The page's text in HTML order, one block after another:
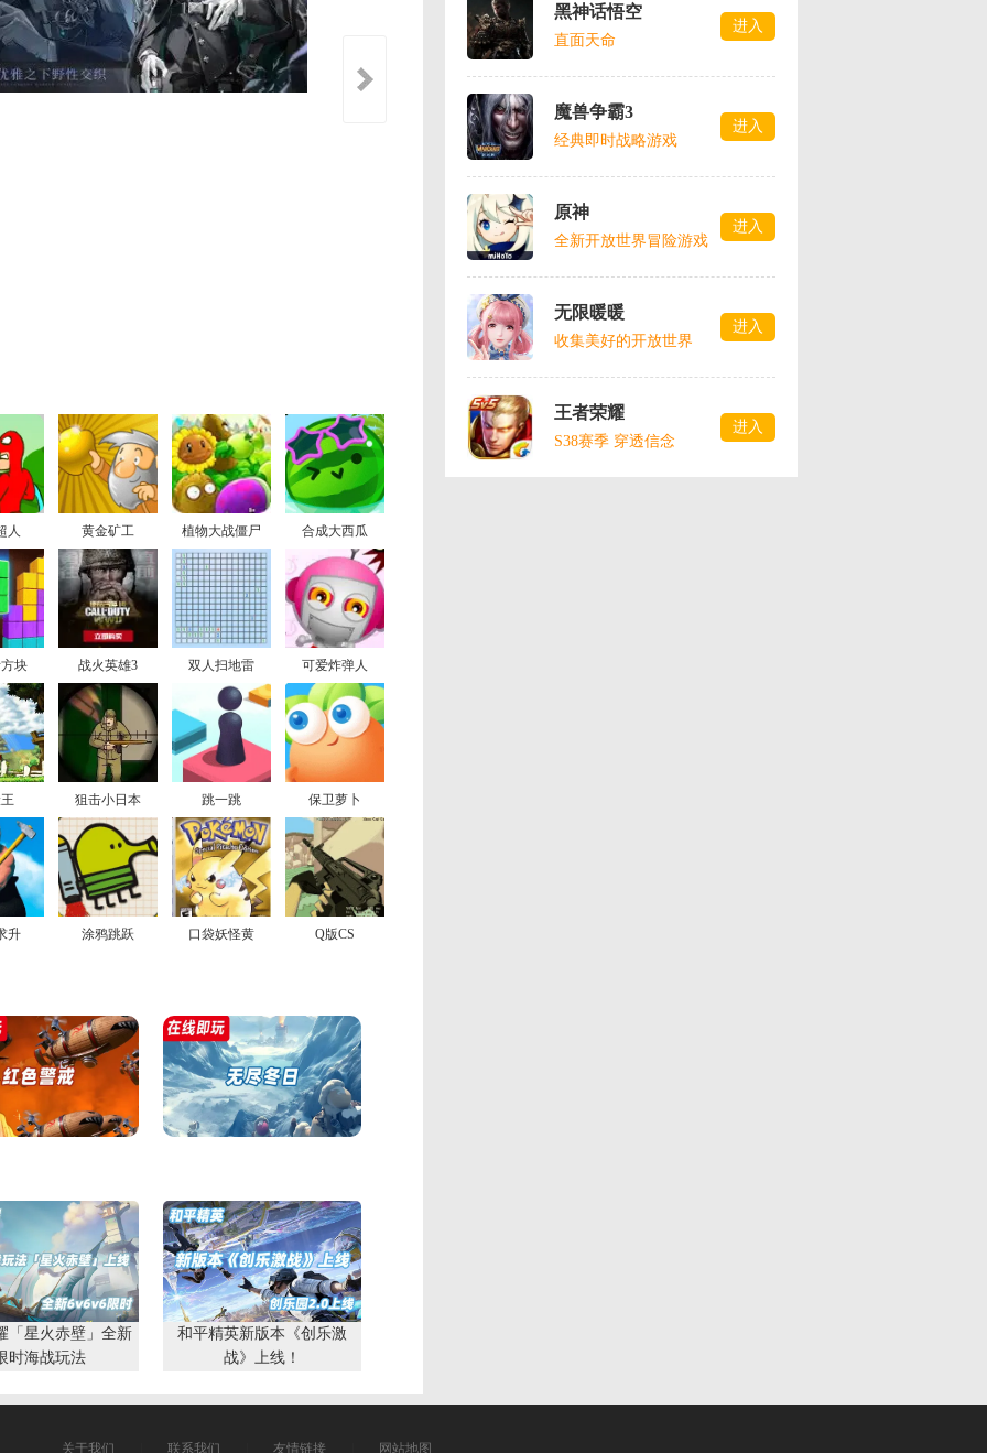
人 黄金矿工 植物大战僵尸 合成大西瓜
块 战火英雄3 双人扫地雷 可爱炸弹人
狙击小日本 跳一跳 保卫萝卜
升 涂鸦跳跃 口袋妖怪黄 Q版CS
「星火赤壁」全新
时海战玩法
和平精英新版本《创乐激
战》上线！
黑神话悟空
直面天命
进入
魔兽争霸3
经典即时战略游戏
进入
原神
全新开放世界冒险游戏
进入
无限暖暖
收集美好的开放世界
进入
王者荣耀
S38赛季 穿透信念
进入
关于我们 联系我们 友情链接 网站地图